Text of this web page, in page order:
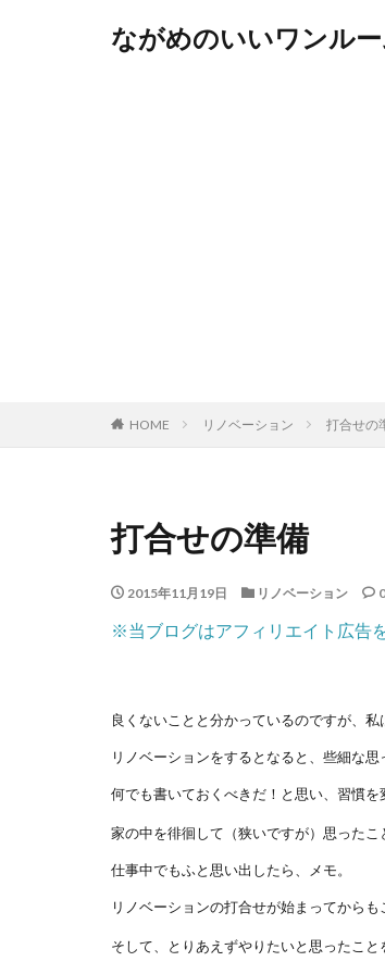
ながめのいいワンル
HOME リノベーション 打合せの
打合せの準備
2015年11月19日 リノベーション
※当ブログはアフィリエイト広告
良くないことと分かっているのですが、私
リノベーションをするとなると、些細な
何でも書いておくべきだ！と思い、習慣を
家の中を徘徊して（狭いですが）思ったこ
仕事中でもふと思い出したら、メモ。
リノベーションの打合せが始まってからも
そして、とりあえずやりたいと思ったこと